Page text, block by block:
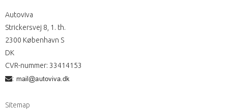
Autoviva
Strickersvej 8, 1. th.
2300 København S
DK
CVR-nummer: 33414153
:
Sitemap